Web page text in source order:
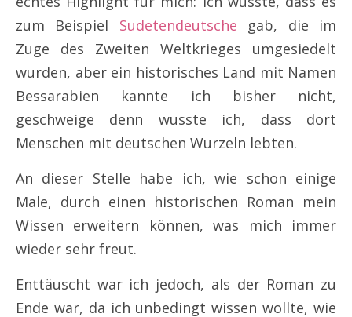
zum Beispiel Sudetendeutsche gab, die im
Zuge des Zweiten Weltkrieges umgesiedelt
wurden, aber ein historisches Land mit Namen
Bessarabien kannte ich bisher nicht,
geschweige denn wusste ich, dass dort
Menschen mit deutschen Wurzeln lebten.
An dieser Stelle habe ich, wie schon einige
Male, durch einen historischen Roman mein
Wissen erweitern können, was mich immer
wieder sehr freut.
Enttäuscht war ich jedoch, als der Roman zu
Ende war, da ich unbedingt wissen wollte, wie